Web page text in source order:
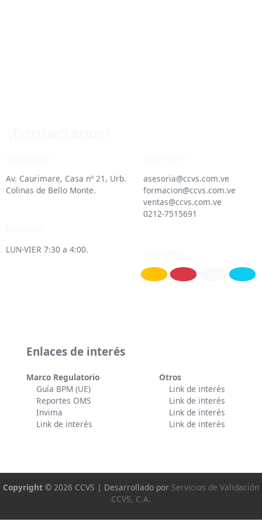
Av. Caurimare, Casa nº 21, Urb.
Colinas de Bello Monte.
LUN-VIER 7:30 a 4:00.
asesoria@ccvs.com.ve
formacion@ccvs.com.ve
ventas@ccvs.com.ve
0212-7515691
Enlaces de interés
Marco Regulatorio
Guía BPM (UE)
Reportes OMS
Invima
Link de interés
Otros
Link de interés
Link de interés
Link de interés
Link de interés
Copyright © 2026 CCVS | Desarrollado por Servicios de Validación
CCVS, C.A.